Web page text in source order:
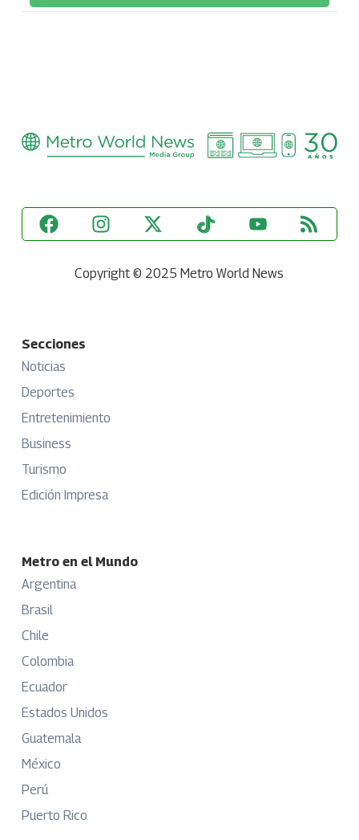
Copyright © 2025 Metro World News
Secciones
Noticias
Deportes
Entretenimiento
Business
Turismo
Edición Impresa
Metro en el Mundo
Argentina
Brasil
Chile
Colombia
Ecuador
Estados Unidos
Guatemala
México
Perú
Puerto Rico